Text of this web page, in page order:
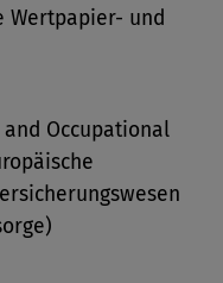
Wertpapier- und
and Occupational